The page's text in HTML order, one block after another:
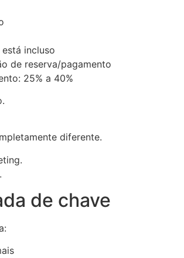
incluso
de reserva/pagamento
25% a 40%
diferente.
.
de chave